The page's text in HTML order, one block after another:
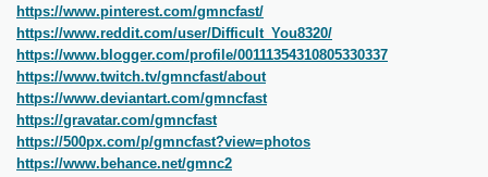
https://www.pinterest.com/gmncfast/
https://www.reddit.com/user/Difficult_You8320/
https://www.blogger.com/profile/00111354310805330337
https://www.twitch.tv/gmncfast/about
https://www.deviantart.com/gmncfast
https://gravatar.com/gmncfast
https://500px.com/p/gmncfast?view=photos
https://www.behance.net/gmnc2